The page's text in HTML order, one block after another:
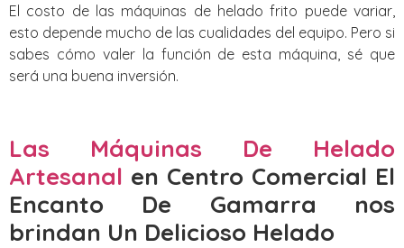
El costo de las máquinas de helado frito puede variar,
esto depende mucho de las cualidades del equipo. Pero si
sabes cómo valer la función de esta máquina, sé que
será una buena inversión.
Las Máquinas De Helado
Artesanal en Centro Comercial El
Encanto De Gamarra nos
brindan Un Delicioso Helado